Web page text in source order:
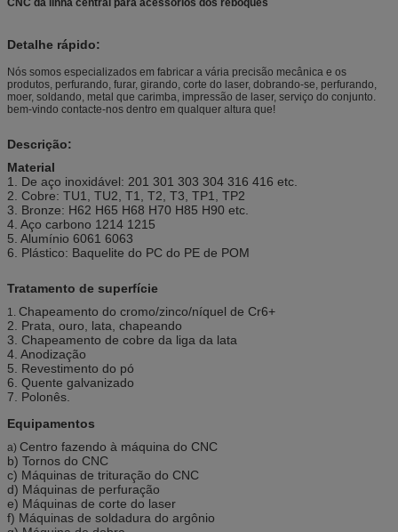
CNC da linha central para acessórios dos reboques
Detalhe rápido:
Nós somos especializados em fabricar a vária precisão mecânica e os
produtos, perfurando, furar, girando, corte do laser, dobrando-se, perfurando,
moer, soldando, metal que carimba, impressão de laser, serviço do conjunto.
bem-vindo contacte-nos dentro em qualquer altura que!
Descrição:
Material
1. De aço inoxidável: 201 301 303 304 316 416 etc.
2. Cobre: TU1, TU2, T1, T2, T3, TP1, TP2
3. Bronze: H62 H65 H68 H70 H85 H90 etc.
4. Aço carbono 1214 1215
5. Alumínio 6061 6063
6. Plástico: Baquelite do PC do PE de POM
Tratamento de superfície
1. Chapeamento do cromo/zinco/níquel de Cr6+
2. Prata, ouro, lata, chapeando
3. Chapeamento de cobre da liga da lata
4. Anodização
5. Revestimento do pó
6. Quente galvanizado
7. Polonês.
Equipamentos
a) Centro fazendo à máquina do CNC
b) Tornos do CNC
c) Máquinas de trituração do CNC
d) Máquinas de perfuração
e) Máquinas de corte do laser
f) Máquinas de soldadura do argônio